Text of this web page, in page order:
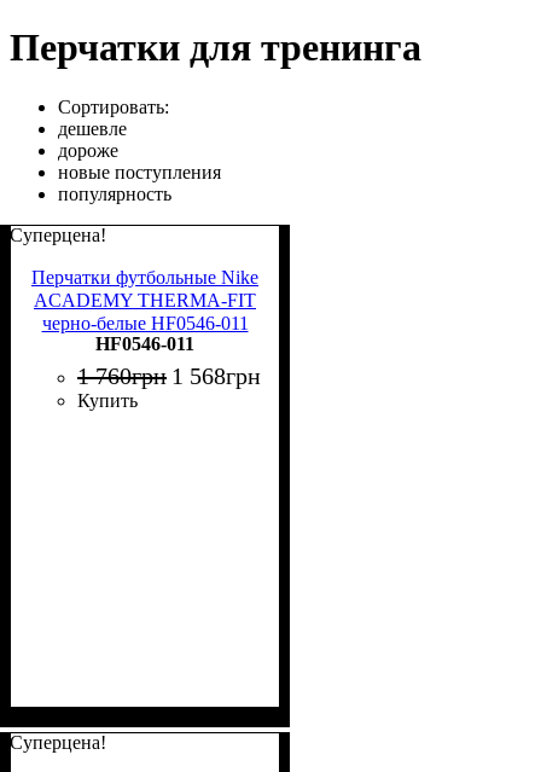
Перчатки для тренинга
Сортировать:
дешевле
дороже
новые поступления
популярность
Суперцена!
Перчатки футбольные Nike
ACADEMY THERMA-FIT
черно-белые HF0546-011
HF0546-011
1 760грн 1 568грн
Купить
Суперцена!